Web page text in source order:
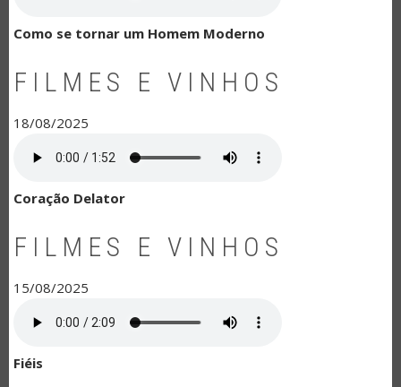
Como se tornar um Homem Moderno
FILMES E VINHOS
18/08/2025
Coração Delator
FILMES E VINHOS
15/08/2025
Fiéis